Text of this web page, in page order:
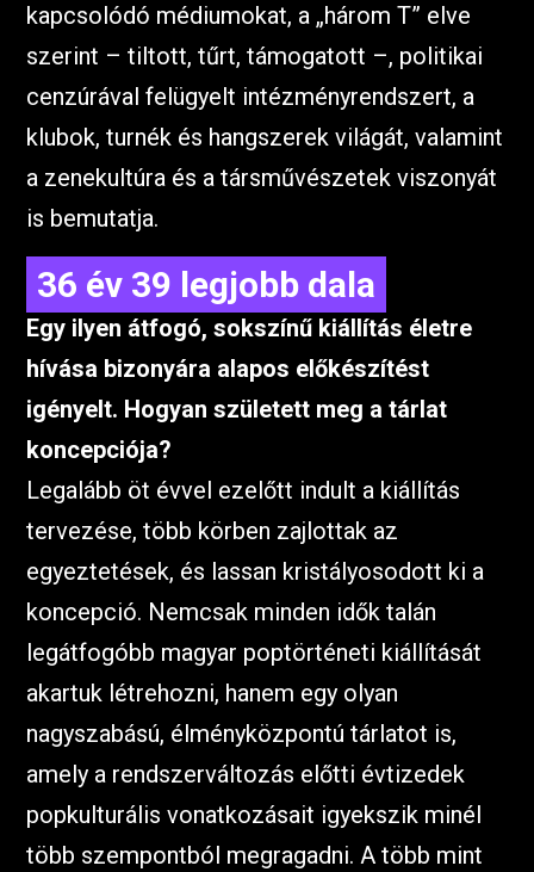
kapcsolódó médiumokat, a „három T” elve
szerint – tiltott, tűrt, támogatott –, politikai
cenzúrával felügyelt intézményrendszert, a
klubok, turnék és hangszerek világát, valamint
a zenekultúra és a társművészetek viszonyát
is bemutatja.
36 év 39 legjobb dala
Egy ilyen átfogó, sokszínű kiállítás életre
hívása bizonyára alapos előkészítést
igényelt. Hogyan született meg a tárlat
koncepciója?
Legalább öt évvel ezelőtt indult a kiállítás
tervezése, több körben zajlottak az
egyeztetések, és lassan kristályosodott ki a
koncepció. Nemcsak minden idők talán
legátfogóbb magyar poptörténeti kiállítását
akartuk létrehozni, hanem egy olyan
nagyszabású, élményközpontú tárlatot is,
amely a rendszerváltozás előtti évtizedek
popkulturális vonatkozásait igyekszik minél
több szempontból megragadni. A több mint